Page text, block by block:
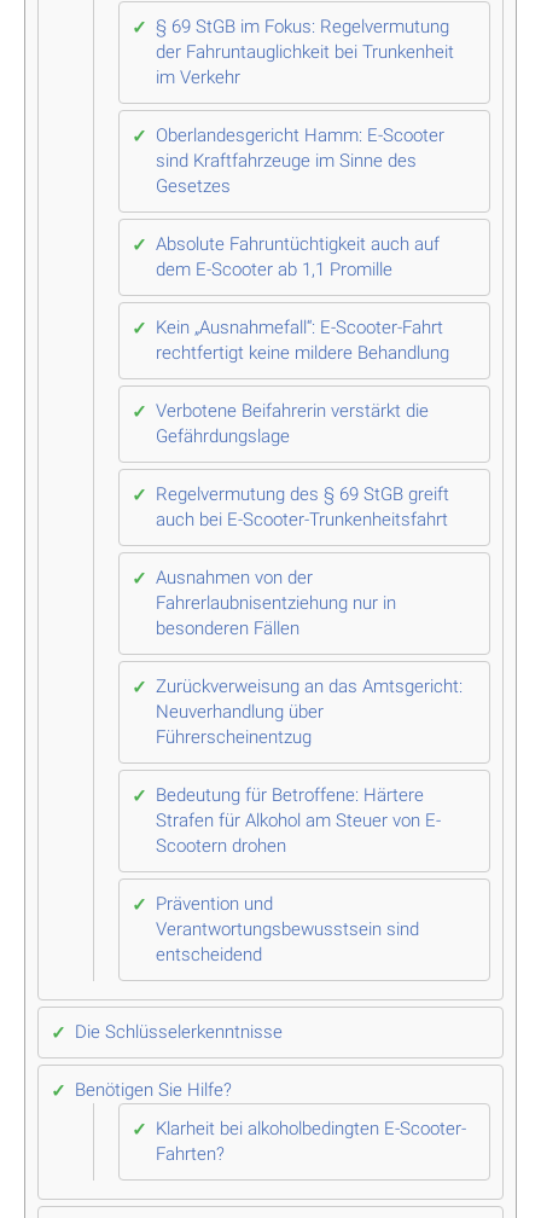
§ 69 StGB im Fokus: Regelvermutung
der Fahruntauglichkeit bei Trunkenheit
im Verkehr
Oberlandesgericht Hamm: E-Scooter
sind Kraftfahrzeuge im Sinne des
Gesetzes
Absolute Fahruntüchtigkeit auch auf
dem E-Scooter ab 1,1 Promille
Kein „Ausnahmefall“: E-Scooter-Fahrt
rechtfertigt keine mildere Behandlung
Verbotene Beifahrerin verstärkt die
Gefährdungslage
Regelvermutung des § 69 StGB greift
auch bei E-Scooter-Trunkenheitsfahrt
Ausnahmen von der
Fahrerlaubnisentziehung nur in
besonderen Fällen
Zurückverweisung an das Amtsgericht:
Neuverhandlung über
Führerscheinentzug
Bedeutung für Betroffene: Härtere
Strafen für Alkohol am Steuer von E-
Scootern drohen
Prävention und
Verantwortungsbewusstsein sind
entscheidend
Die Schlüsselerkenntnisse
Benötigen Sie Hilfe?
Klarheit bei alkoholbedingten E-Scooter-
Fahrten?